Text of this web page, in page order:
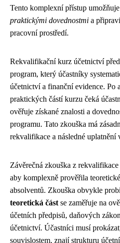
Tento komplexní přístup umožňuje
praktickými dovednostmi a
pracovní prostředí.
Rekvalifikační kurz účetnictví
program, který účastníky
účetnictví a finanční evidence. Po
praktických částí kurzu čeká
ověřuje získané znalosti a
programu. Tato zkouška má
rekvalifikace a následné uplatnění
Závěrečná zkouška z
aby komplexně prověřila
absolventů. Zkouška obvykle
teoretická část se zaměřuje na
účetních předpisů, daňových
účetnictví. Účastníci musí
souvislostem, znají strukturu